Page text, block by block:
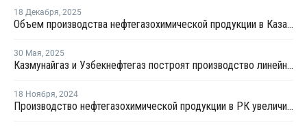
18 Декабря, 2025
Объем производства нефтегазохимической продукции в Казахстане увеличился на 12%
30 Мая, 2025
Казмунайгаз и Узбекнефтегаз построят производство линейного алкилбензола
18 Ноября, 2024
Производство нефтегазохимической продукции в РК увеличилось на 171,2%